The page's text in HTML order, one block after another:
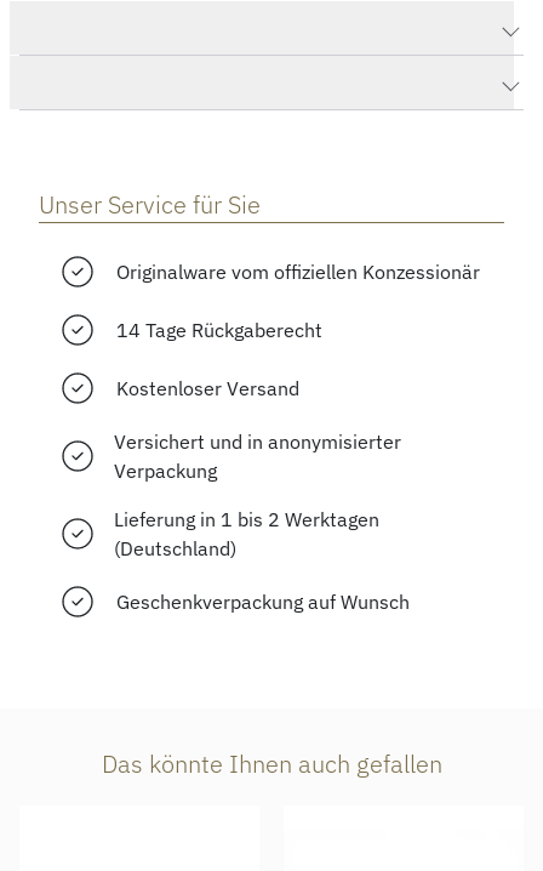
Unser Service für Sie
Originalware vom offiziellen Konzessionär
14 Tage Rückgaberecht
Kostenloser Versand
Versichert und in anonymisierter
Verpackung
Lieferung in 1 bis 2 Werktagen
(Deutschland)
Geschenkverpackung auf Wunsch
Das könnte Ihnen auch gefallen